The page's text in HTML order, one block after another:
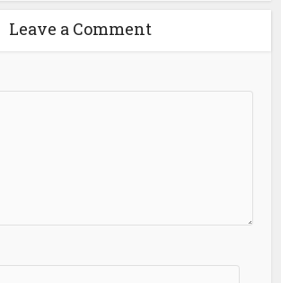
Leave a Comment